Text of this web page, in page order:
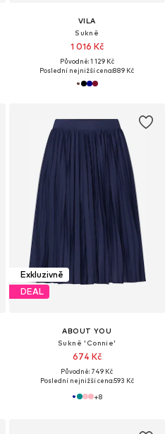
VILA
Sukně
1 016 Kč
Původně: 1 129 Kč
Poslední nejnižší cena:889 Kč
Exkluzivně
DEAL
ABOUT YOU
Sukně 'Connie'
674 Kč
Původně: 749 Kč
Poslední nejnižší cena:593 Kč
+8